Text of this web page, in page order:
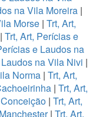
na Vila Moreira|
Morse | Trt, Art,
Trt, Art, Perícias e
e Laudos na
na Vila Nivi |
Norma | Trt, Art,
| Trt, Art,
| Trt, Art,
| Trt, Art,